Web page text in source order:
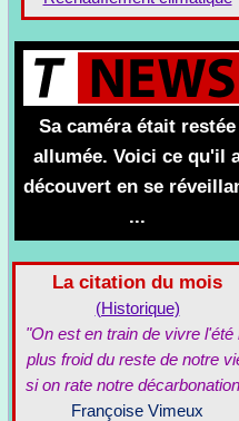
Sa caméra était restée
allumée. Voici ce qu'il
découvert en se
...
La citation du mois
(Historique)
"On est en train de vivre l'été
plus froid du reste de notre
si on rate notre
Françoise Vimeux